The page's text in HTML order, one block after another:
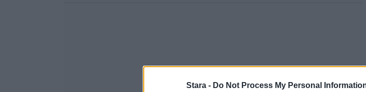
Stara - Do Not Process My Personal